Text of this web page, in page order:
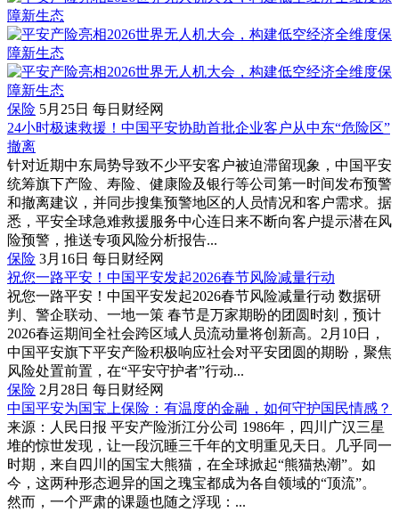
保险 5月25日 每日财经网
24小时极速救援！中国平安协助首批企业客户从中东“危险区”
撤离
针对近期中东局势导致不少平安客户被迫滞留现象，中国平安
统筹旗下产险、寿险、健康险及银行等公司第一时间发布预警
和撤离建议，并同步搜集预警地区的人员情况和客户需求。据
悉，平安全球急难救援服务中心连日来不断向客户提示潜在风
险预警，推送专项风险分析报告...
保险 3月16日 每日财经网
祝您一路平安！中国平安发起2026春节风险减量行动
祝您一路平安！中国平安发起2026春节风险减量行动 数据研
判、警企联动、一地一策 春节是万家期盼的团圆时刻，预计
2026春运期间全社会跨区域人员流动量将创新高。2月10日，
中国平安旗下平安产险积极响应社会对平安团圆的期盼，聚焦
风险处置前置，在“平安守护者”行动...
保险 2月28日 每日财经网
中国平安为国宝上保险：有温度的金融，如何守护国民情感？
来源：人民日报 平安产险浙江分公司 1986年，四川广汉三星
堆的惊世发现，让一段沉睡三千年的文明重见天日。几乎同一
时期，来自四川的国宝大熊猫，在全球掀起“熊猫热潮”。如
今，这两种形态迥异的国之瑰宝都成为各自领域的“顶流”。
然而，一个严肃的课题也随之浮现：...